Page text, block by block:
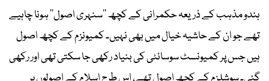
ہندو مذہب کے ذریعہ حکمرانی کے کچھ ’’سنہری اصول‘‘ ہونا چاہیے
تھے جو ان کے حاشیہ خیال میں بھی نہیں۔ کمیونزم کے کچھ اصول
ہیں جس پر کمیونسٹ سوسائٹی کی بنیاد رکھی جا سکتی تھی اور رکھی